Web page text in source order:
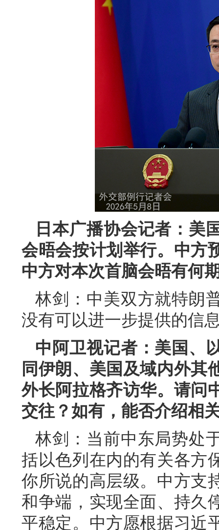
日本广播协会记者：美
会晤会按计划举行。中方
中方对本次首脑会晤有何
林剑：中美双方就特朗
没有可以进一步提供的信
中阿卫视记者：美国、
同伊朗、美国及域内外其
外长阿拉格齐访华。请问
交往？如有，能否介绍相
林剑：当前中东局势处
括以色列在内的有关各方
你所说的高层级。中方支
和争端，实现全面、持久
平稳定。中方愿根据习近